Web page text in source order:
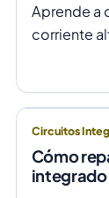
Aprende a
corriente
Circuitos
Cómo
integrado